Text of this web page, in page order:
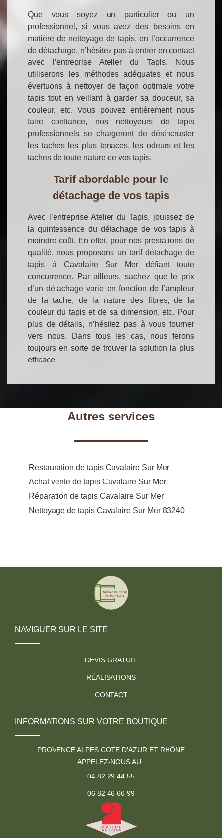
Que vous soyez un particulier ou un
professionnel, si vous avez des besoins en
matière de nettoyage de tapis, en l’occurrence
de détachage, n’hésitez pas à entrer en contact
avec l’entreprise Atelier du Tapis. Nous
utiliserons les méthodes adéquates et nous
évertuons à nettoyer de façon optimale votre
tapis tout en veillant à garder sa douceur, sa
couleur, etc. Vous pouvez entièrement nous
faire confiance, nos nettoyeurs de tapis
professionnels se chargeront de désincruster
les taches les plus tenaces, les odeurs et les
taches de toute nature de vos tapis.
Tarif abordable pour le
détachage de vos tapis
Avec l’entreprise Atelier du Tapis, jouissez de
la quintessence du détachage de vos tapis à
moindre coût. En effet, pour nos prestations de
qualité, nous proposons un tarif détachage de
tapis à Cavalaire Sur Mer défiant toute
concurrence. Par ailleurs, sachez que le prix
d’un détachage varie en fonction de l’ampleur
de la tache, de la nature des fibres, de la
couleur du tapis et de sa dimension, etc. Pour
plus de détails, n’hésitez pas à vous tourner
vers nous. Dans tous les cas, nous ferons
toujours en sorte de trouver la solution la plus
efficace.
Autres services
Restauration de tapis Cavalaire Sur Mer
Achat vente de tapis Cavalaire Sur Mer
Réparation de tapis Cavalaire Sur Mer
Nettoyage de tapis Cavalaire Sur Mer 83240
NAVIGUER SUR LE SITE
DEVIS GRATUIT
RÉALISATIONS
CONTACT
INFORMATIONS SUR VOTRE BOUTIQUE
PROVENCE ALPES COTE D'AZUR ET RHÔNE
APPELEZ-NOUS AU :
04 82 29 44 55
06 82 46 66 99